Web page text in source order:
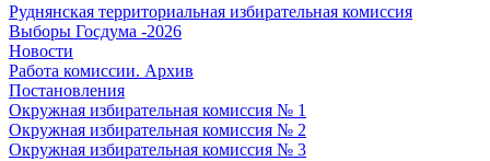
Руднянская территориальная избирательная комиссия
Выборы Госдума -2026
Новости
Работа комиссии. Архив
Постановления
Окружная избирательная комиссия № 1
Окружная избирательная комиссия № 2
Окружная избирательная комиссия № 3